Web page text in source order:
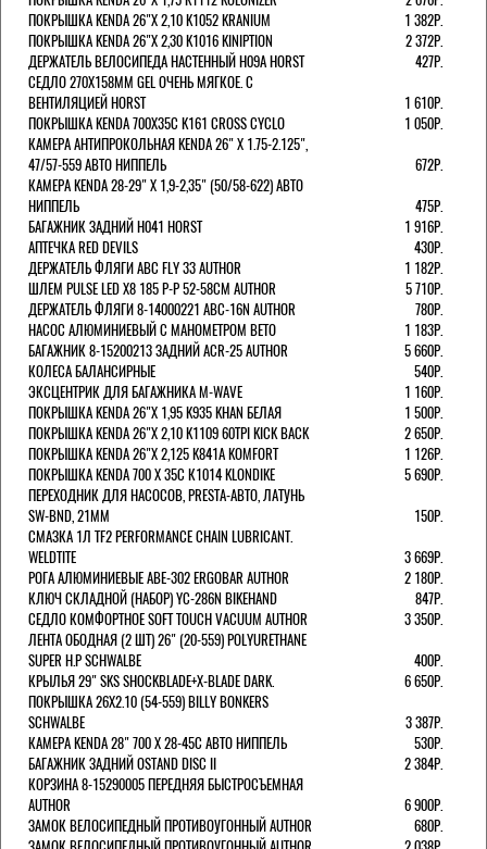
ПОКРЫШКА KENDA 26"Х 2,10 K1052 KRANIUM
1 382Р.
ПОКРЫШКА KENDA 26"Х 2,30 K1016 KINIPTION
2 372Р.
ДЕРЖАТЕЛЬ ВЕЛОСИПЕДА НАСТЕННЫЙ H09A HORST
427Р.
СЕДЛО 270Х158ММ GEL ОЧЕНЬ МЯГКОЕ. С
ВЕНТИЛЯЦИЕЙ HORST
1 610Р.
ПОКРЫШКА KENDA 700Х35С K161 CROSS CYCLO
1 050Р.
КАМЕРА АНТИПРОКОЛЬНАЯ KENDA 26" Х 1.75-2.125",
47/57-559 АВТО НИППЕЛЬ
672Р.
КАМЕРА KENDA 28-29" Х 1,9-2,35" (50/58-622) АВТО
НИППЕЛЬ
475Р.
БАГАЖНИК ЗАДНИЙ H041 HORST
1 916Р.
АПТЕЧКА RED DEVILS
430Р.
ДЕРЖАТЕЛЬ ФЛЯГИ АВС FLY 33 AUTHOR
1 182Р.
ШЛЕМ PULSE LED X8 185 Р-Р 52-58СМ AUTHOR
5 710Р.
ДЕРЖАТЕЛЬ ФЛЯГИ 8-14000221 ABC-16N AUTHOR
780Р.
НАСОС АЛЮМИНИЕВЫЙ С МАНОМЕТРОМ BETO
1 183Р.
БАГАЖНИК 8-15200213 ЗАДНИЙ ACR-25 AUTHOR
5 660Р.
КОЛЕСА БАЛАНСИРНЫЕ
540Р.
ЭКСЦЕНТРИК ДЛЯ БАГАЖНИКА M-WAVE
1 160Р.
ПОКРЫШКА KENDA 26"Х 1,95 K935 KHAN БЕЛАЯ
1 500Р.
ПОКРЫШКА KENDA 26"Х 2,10 K1109 60TPI KICK BACK
2 650Р.
ПОКРЫШКА KENDA 26"Х 2,125 K841A KOMFORT
1 126Р.
ПОКРЫШКА KENDA 700 Х 35С К1014 KLONDIKE
5 690Р.
ПЕРЕХОДНИК ДЛЯ НАСОСОВ, PRESTA-АВТО, ЛАТУНЬ
SW-BND, 21ММ
150Р.
СМАЗКА 1Л TF2 PERFORMANCE CHAIN LUBRICANT.
WELDTITE
3 669Р.
РОГА АЛЮМИНИЕВЫЕ ABE-302 ERGOBAR AUTHOR
2 180Р.
КЛЮЧ СКЛАДНОЙ (НАБОР) YC-286N BIKEHAND
847Р.
СЕДЛО КОМФОРТНОЕ SOFT TOUCH VACUUM AUTHOR
3 350Р.
ЛЕНТА ОБОДНАЯ (2 ШТ) 26" (20-559) POLYURETHANE
SUPER H.P SCHWALBE
400Р.
КРЫЛЬЯ 29" SKS SHOCKBLADE+X-BLADE DARK.
6 650Р.
ПОКРЫШКА 26X2.10 (54-559) BILLY BONKERS
SCHWALBE
3 387Р.
КАМЕРА KENDA 28" 700 Х 28-45С АВТО НИППЕЛЬ
530Р.
БАГАЖНИК ЗАДНИЙ OSTAND DISC II
2 384Р.
КОРЗИНА 8-15290005 ПЕРЕДНЯЯ БЫСТРОСЪЕМНАЯ
AUTHOR
6 900Р.
ЗАМОК ВЕЛОСИПЕДНЫЙ ПРОТИВОУГОННЫЙ AUTHOR
680Р.